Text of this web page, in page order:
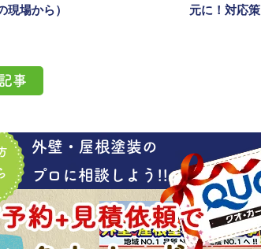
現場から）
元に！対応策
事
外壁・屋根塗装の
プロに相談しよう!!